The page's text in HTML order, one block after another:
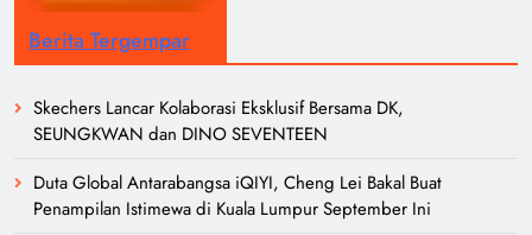
Berita Tergempar
Skechers Lancar Kolaborasi Eksklusif Bersama DK,
SEUNGKWAN dan DINO SEVENTEEN
Duta Global Antarabangsa iQIYI, Cheng Lei Bakal Buat
Penampilan Istimewa di Kuala Lumpur September Ini